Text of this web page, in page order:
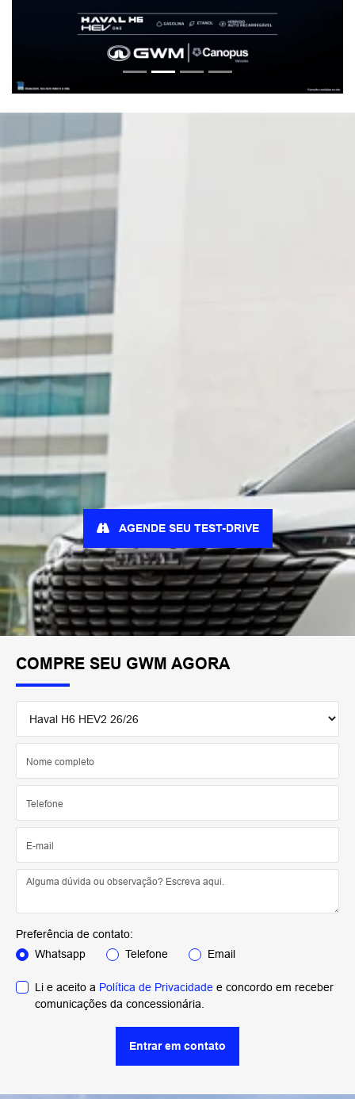
COMPRE SEU GWM AGORA
Preferência de contato:
Whatsapp
Telefone Email
Li e aceito a Política de Privacidade e concordo em receber
comunicações da concessionária.
Entrar em contato
AGENDE SEU TEST-DRIVE